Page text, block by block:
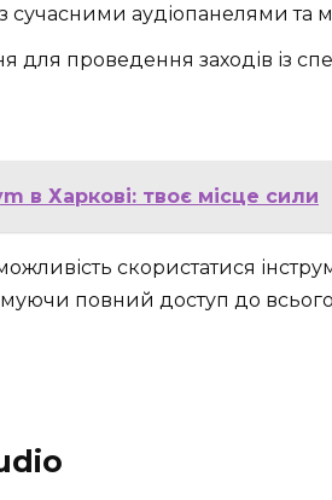
з сучасними аудіопанелями та
проведення заходів із
в Харкові: твоє місце сили
скористатися
повний доступ до